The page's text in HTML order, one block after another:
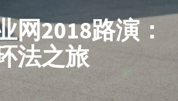
网2018路演：
法之旅